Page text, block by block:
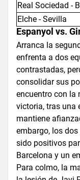
Real Sociedad -
Elche - Sevilla
Espanyol vs.
Arranca la
enfrenta a dos
contrastadas,
consolidar sus
encuentro con la
victoria, tras una
mantiene
embargo, los
sido positivos
Barcelona y un
Para colmo, la